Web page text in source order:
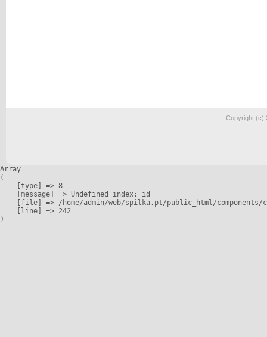
Copyright (c)
Array
(
    [type] => 8
    [message] => Undefined index: id
[file] => /home/admin/web/spilka.pt/public_html/
    [line] => 242